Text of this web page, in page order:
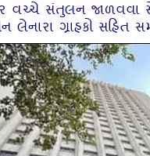
વચ્ચે સંતુલન જાળવવા
ગ્રાહકો સહિત